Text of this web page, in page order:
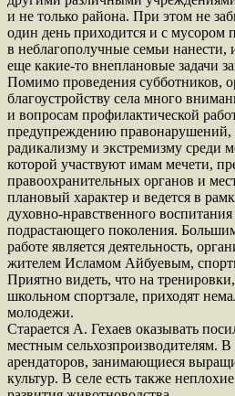
и не только района. При этом не
один день приходится и с мусором
в неблагополучные семьи нанести,
еще какие-то внеплановые задачи
Помимо проведения субботников,
благоустройству села много
и вопросам профилактической
предупреждению правонарушений,
радикализму и экстремизму среди
которой участвуют имам мечети,
правоохранительных органов и
плановый характер и ведется в
духовно-нравственного
подрастающего поколения.
работе является деятельность,
жителем Исламом Айбуевым,
Приятно видеть, что на
школьном спортзале, приходят
молодежи.
Старается А. Гехаев оказывать
местным сельхозпроизводителям. В
арендаторов, занимающиеся
культур. В селе есть также